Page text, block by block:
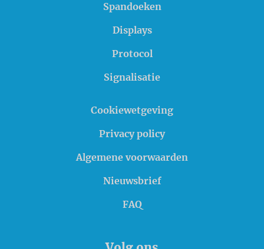
Spandoeken
Displays
Protocol
Signalisatie
Cookiewetgeving
Privacy policy
Algemene voorwaarden
Nieuwsbrief
FAQ